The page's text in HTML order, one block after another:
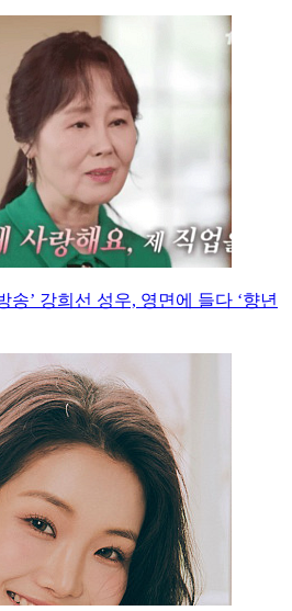
송’ 강희선 성우, 영면에 들다 ‘향년